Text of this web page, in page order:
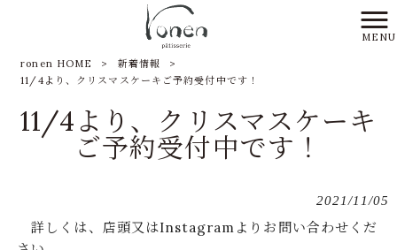
MENU
ronen HOME > 新着情報
>
11/4より、クリスマスケーキご予約受付中です！
11/4より、クリスマスケーキ
ご予約受付中です！
2021/11/05
詳しくは、店頭又はInstagramよりお問い合わせくだ